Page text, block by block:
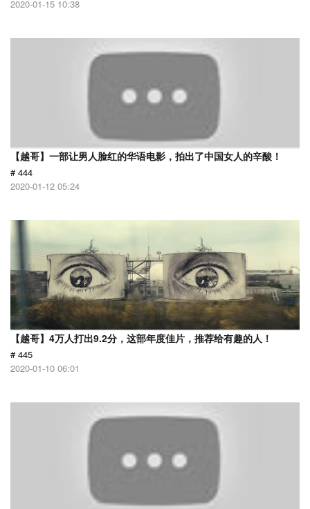
2020-01-15 10:38
【越哥】一部让男人脸红的华语电影，拍出了中国女人的辛酸！
# 444
2020-01-12 05:24
【越哥】4万人打出9.2分，这部年度佳片，推荐给有趣的人！
# 445
2020-01-10 06:01